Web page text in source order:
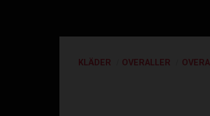
KLÄDER OVERALLER